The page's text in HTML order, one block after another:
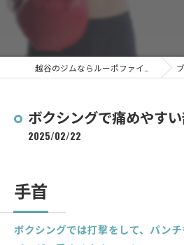
ブログ
ボクシングで痛めやす
2025/02/22
手首
ボクシングでは打撃をして、パンチ